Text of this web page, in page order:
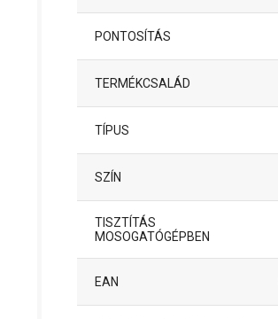
PONTOSÍTÁS
TERMÉKCSALÁD
TÍPUS
SZÍN
TISZTÍTÁS
MOSOGATÓGÉPBEN
EAN